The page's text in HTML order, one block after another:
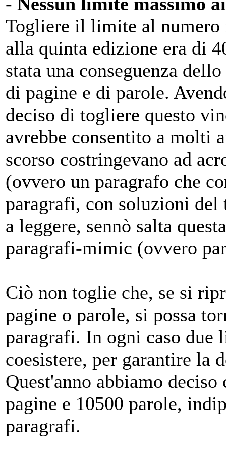
Togliere il limite al numero
alla quinta edizione era di
stata una conseguenza
di pagine e di parole.
deciso di togliere questo
avrebbe consentito a molti
scorso costringevano ad
(ovvero un paragrafo che
paragrafi, con soluzioni
a leggere, sennò salta
paragrafi-mimic (ovvero
Ciò non toglie che, se si
pagine o parole, si possa
paragrafi. In ogni caso due
coesistere, per garantire la
Quest'anno abbiamo
pagine e 10500 parole,
paragrafi.